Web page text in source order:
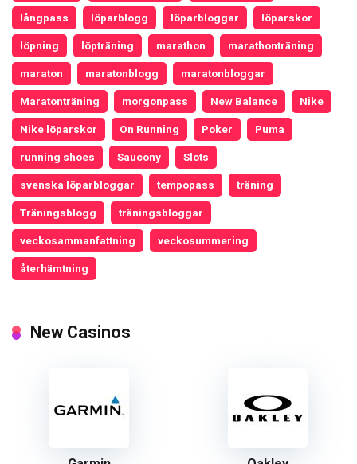
långpass löparblogg löparbloggar löparskor
löpning löpträning marathon marathonträning
maraton maratonblogg maratonbloggar
Maratonträning morgonpass New Balance Nike
Nike löparskor On Running Poker Puma
running shoes Saucony Slots
svenska löparbloggar tempopass träning
Träningsblogg träningsbloggar
veckosammanfattning veckosummering
återhämtning
New Casinos